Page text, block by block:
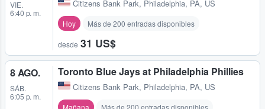
VIE.
6:40 p. m.
Citizens Bank Park, Philadelphia, PA, US
Hoy Más de 200 entradas disponibles
desde 31 US$
8 AGO.
SÁB.
6:05 p. m.
Toronto Blue Jays at Philadelphia Phillies
Citizens Bank Park, Philadelphia, PA, US